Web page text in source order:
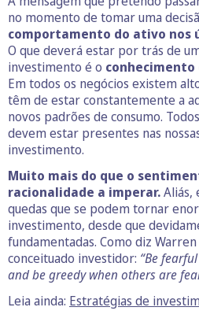
no momento de tomar uma
comportamento do ativo nos
O que deverá estar por trás de
investimento é o
Em todos os negócios existem
têm de estar constantemente a
novos padrões de consumo.
devem estar presentes nas
investimento.
Muito mais do que o
racionalidade a imperar.Aliás,
quedas que se podem tornar
investimento, desde que
fundamentadas. Como diz
conceituado investidor: “Be
and be greedy when others are
Leia ainda: Estratégias de